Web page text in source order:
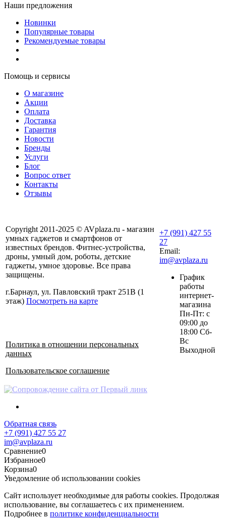
Наши предложения
Новинки
Популярные товары
Рекомендуемые товары
Помощь и сервисы
О магазине
Акции
Оплата
Доставка
Гарантия
Новости
Бренды
Услуги
Блог
Вопрос ответ
Контакты
Отзывы
Copyright 2011-2025 © AVplaza.ru - магазин
умных гаджетов и смартфонов от
известных брендов. Фитнес-устройства,
дроны, умный дом, роботы, детские
гаджеты, умное здоровье. Все права
защищены.
г.Барнаул, ул. Павловский тракт 251В (1
этаж) Посмотреть на карте
Политика в отношении персональных
данных
Пользовательское соглашение
+7 (991) 427 55
27
Email:
im@avplaza.ru
График
работы
интернет-
магазина
Пн-Пт: с
09:00 до
18:00 Сб-
Вс
Выходной
Обратная связь
+7 (991) 427 55 27
im@avplaza.ru
Сравнение0
Избранное0
Корзина0
Уведомление об использовании cookies
Сайт использует необходимые для работы cookies. Продолжая
использование, вы соглашаетесь с их применением.
Подробнее в политике конфиденциальности